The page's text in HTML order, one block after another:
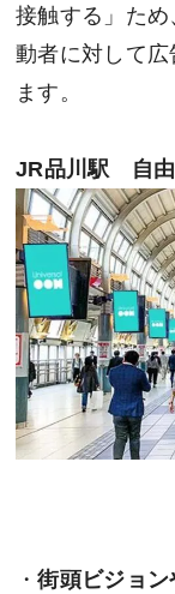
接触する」た
動者に対して
ます。
JR品川駅 自由
・街頭ビジョン